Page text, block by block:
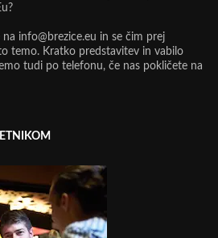
info@brezice.eu in se čim prej
temo. Kratko predstavitev in vabilo
tudi po telefonu, če nas pokličete na